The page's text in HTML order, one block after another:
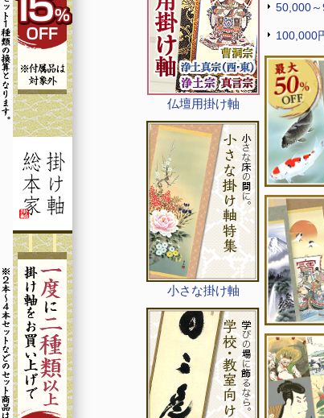
仏壇用掛け軸
小さな掛け軸
50,000
100,000